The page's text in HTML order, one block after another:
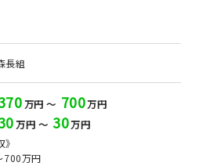
長組
万円 ～ 700万円
万円 ～ 30万円
700万円